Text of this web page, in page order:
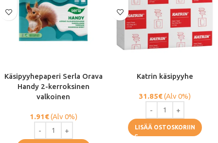
Käsipyyhepaperi Serla Orava
Handy 2-kerroksinen
valkoinen
1.91€(Alv 0%)
Katrin käsipyyhe
31.85€(Alv 0%)
LISÄÄ OSTOSKORIIN